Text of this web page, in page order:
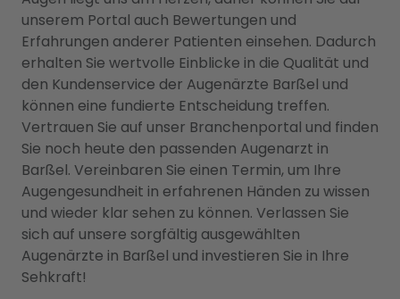
unserem Portal auch Bewertungen und
Erfahrungen anderer Patienten einsehen. Dadurch
erhalten Sie wertvolle Einblicke in die Qualität und
den Kundenservice der Augenärzte Barßel und
können eine fundierte Entscheidung treffen.
Vertrauen Sie auf unser Branchenportal und finden
Sie noch heute den passenden Augenarzt in
Barßel. Vereinbaren Sie einen Termin, um Ihre
Augengesundheit in erfahrenen Händen zu wissen
und wieder klar sehen zu können. Verlassen Sie
sich auf unsere sorgfältig ausgewählten
Augenärzte in Barßel und investieren Sie in Ihre
Sehkraft!